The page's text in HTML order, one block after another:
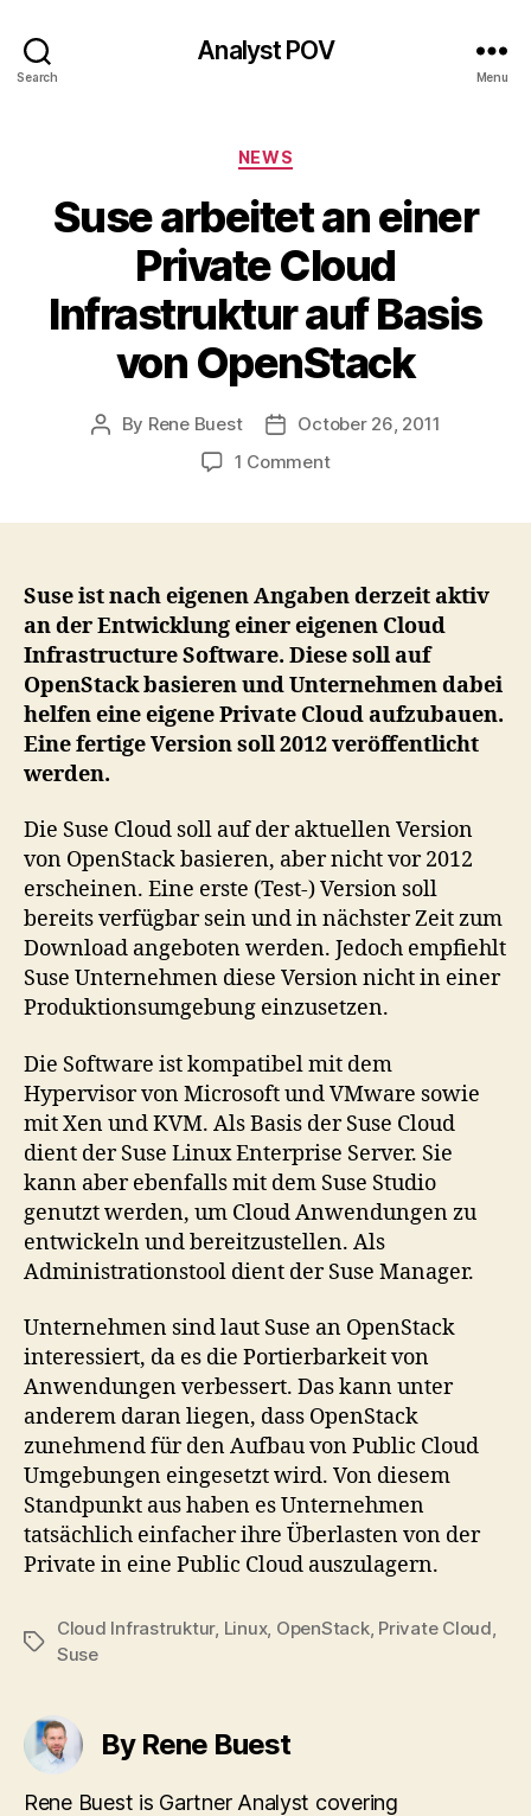
Search
Analyst POV
Menu
Categories
NEWS
Suse arbeitet an einer
Private Cloud
Infrastruktur auf Basis
von OpenStack
Post
By Rene Buest
PostOctober 26, 2011
1 Commenton
Private
Cloud
Infrastruktur
auf
Basis
von
OpenStack
Suse ist nach eigenen Angaben derzeit aktiv
an der Entwicklung einer eigenen Cloud
Infrastructure Software. Diese soll auf
OpenStack basieren und Unternehmen dabei
helfen eine eigene Private Cloud aufzubauen.
Eine fertige Version soll 2012 veröffentlicht
werden.
Die Suse Cloud soll auf der aktuellen Version
von OpenStack basieren, aber nicht vor 2012
erscheinen. Eine erste (Test-) Version soll
bereits verfügbar sein und in nächster Zeit zum
Download angeboten werden. Jedoch empfiehlt
Suse Unternehmen diese Version nicht in einer
Produktionsumgebung einzusetzen.
Die Software ist kompatibel mit dem
Hypervisor von Microsoft und VMware sowie
mit Xen und KVM. Als Basis der Suse Cloud
dient der Suse Linux Enterprise Server. Sie
kann aber ebenfalls mit dem Suse Studio
genutzt werden, um Cloud Anwendungen zu
entwickeln und bereitzustellen. Als
Administrationstool dient der Suse Manager.
Unternehmen sind laut Suse an OpenStack
interessiert, da es die Portierbarkeit von
Anwendungen verbessert. Das kann unter
anderem daran liegen, dass OpenStack
zunehmend für den Aufbau von Public Cloud
Umgebungen eingesetzt wird. Von diesem
Standpunkt aus haben es Unternehmen
tatsächlich einfacher ihre Überlasten von der
Private in eine Public Cloud auszulagern.
Tags
Cloud Infrastruktur, Linux, OpenStack, Private Cloud,
Suse
By Rene Buest
Rene Buest is Gartner Analyst covering